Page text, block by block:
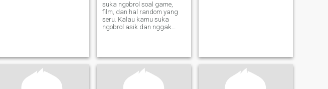
suka ngobrol soal game,
film, dan hal random yang
seru. Kalau kamu suka
ngobrol asik dan nggak